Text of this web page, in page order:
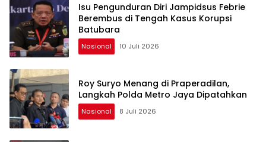
Isu Pengunduran Diri Jampidsus Febrie
Berembus di Tengah Kasus Korupsi
Batubara
Nasional 10 Juli 2026
Roy Suryo Menang di Praperadilan,
Langkah Polda Metro Jaya Dipatahkan
Nasional 8 Juli 2026